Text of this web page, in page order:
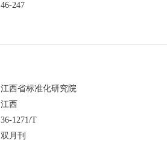
46-247
江西省标准化研究院
江西
36-1271/T
双月刊